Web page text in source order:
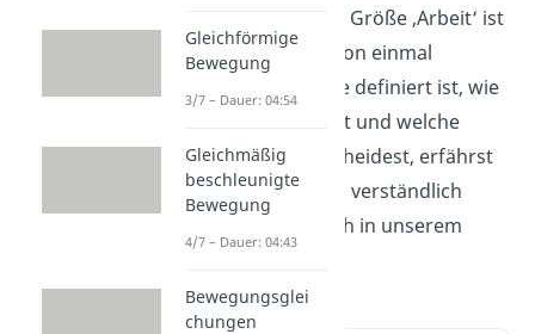
Die physikalische Größe ‚Arbeit‘ ist
dir bestimmt schon einmal
begegnet. Wie sie definiert ist, wie
du sie berechnest und welche
Arten du unterscheidest, erfährst
du hier. Kurz und verständlich
haben wir es auch in unserem
Gleichförmige
Bewegung
3/7 – Dauer: 04:54
Gleichmäßig
beschleunigte
Bewegung
4/7 – Dauer: 04:43
Bewegungsglei
chungen